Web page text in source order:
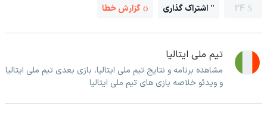
24 اشتراک گذاری گزارش خطا
تیم ملی ایتالیا
مشاهده برنامه و نتایج تیم ملی ایتالیا، بازی بعدی تیم ملی ایتالیا
و ویدئو خلاصه بازی های تیم ملی ایتالیا